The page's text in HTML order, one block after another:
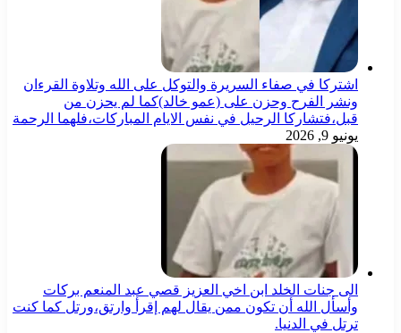
اشتركا في صفاء السريرة والتوكل على الله وتلاوة القرءان
ونشر الفرح وحزن على (عمو خالد)كما لم يحزن من
قبل،فتشاركا الرحيل في نفس الايام المباركات،فلهما الرحمة
الى جنات الخلد ابن اخي العزيز قصي عبد المنعم بركات
وأسأل الله أن تكون ممن يقال لهم إقرأ وارتق،ورتل كما كنت
ترتل في الدنيا.